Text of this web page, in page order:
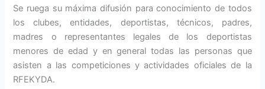
Se ruega su máxima difusión para conocimiento de todos
los clubes, entidades, deportistas, técnicos, padres,
madres o representantes legales de los deportistas
menores de edad y en general todas las personas que
asisten a las competiciones y actividades oficiales de la
RFEKYDA.